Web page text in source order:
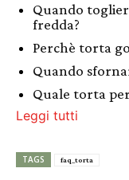
Quando
fredda?
Perchè torta
Quando
Quale torta
Leggi tutti
TAGS faq_torta